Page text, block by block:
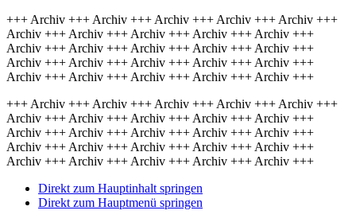
+++ Archiv +++ Archiv +++ Archiv +++ Archiv +++ Archiv +++
Archiv +++ Archiv +++ Archiv +++ Archiv +++ Archiv +++
Archiv +++ Archiv +++ Archiv +++ Archiv +++ Archiv +++
Archiv +++ Archiv +++ Archiv +++ Archiv +++ Archiv +++
Archiv +++ Archiv +++ Archiv +++ Archiv +++ Archiv +++
+++ Archiv +++ Archiv +++ Archiv +++ Archiv +++ Archiv +++
Archiv +++ Archiv +++ Archiv +++ Archiv +++ Archiv +++
Archiv +++ Archiv +++ Archiv +++ Archiv +++ Archiv +++
Archiv +++ Archiv +++ Archiv +++ Archiv +++ Archiv +++
Archiv +++ Archiv +++ Archiv +++ Archiv +++ Archiv +++
Direkt zum Hauptinhalt springen
Direkt zum Hauptmenü springen